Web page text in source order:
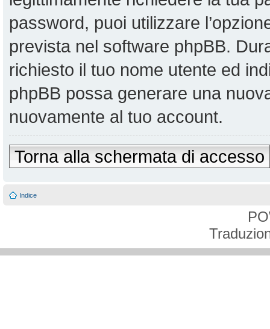
password, puoi utilizzare
prevista nel software phpBB.
richiesto il tuo nome utente ed
phpBB possa generare una
nuovamente al tuo account.
Torna alla schermata di accesso
Indice